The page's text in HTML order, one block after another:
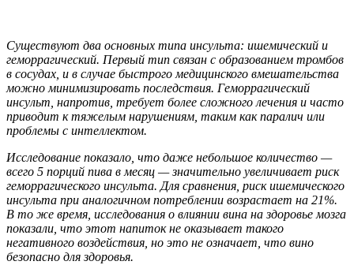
Существуют два основных типа инсульта: ишемический и
геморрагический. Первый тип связан с образованием тромбов
в сосудах, и в случае быстрого медицинского вмешательства
можно минимизировать последствия. Геморрагический
инсульт, напротив, требует более сложного лечения и часто
приводит к тяжелым нарушениям, таким как паралич или
проблемы с интеллектом.
Исследование показало, что даже небольшое количество —
всего 5 порций пива в месяц — значительно увеличивает риск
геморрагического инсульта. Для сравнения, риск ишемического
инсульта при аналогичном потреблении возрастает на 21%.
В то же время, исследования о влиянии вина на здоровье мозга
показали, что этот напиток не оказывает такого
негативного воздействия, но это не означает, что вино
безопасно для здоровья.